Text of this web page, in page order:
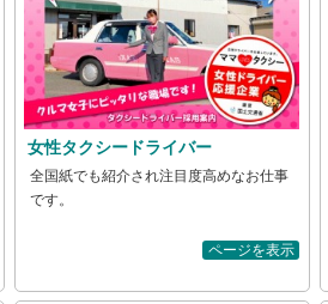
女性タクシードライバー
全国紙でも紹介され注目度高めなお仕事
です。
ページを表示